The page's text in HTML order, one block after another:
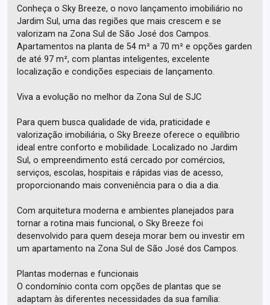
Conheça o Sky Breeze, o novo lançamento imobiliário no
Jardim Sul, uma das regiões que mais crescem e se
valorizam na Zona Sul de São José dos Campos.
Apartamentos na planta de 54 m² a 70 m² e opções garden
de até 97 m², com plantas inteligentes, excelente
localização e condições especiais de lançamento.
Viva a evolução no melhor da Zona Sul de SJC
Para quem busca qualidade de vida, praticidade e
valorização imobiliária, o Sky Breeze oferece o equilíbrio
ideal entre conforto e mobilidade. Localizado no Jardim
Sul, o empreendimento está cercado por comércios,
serviços, escolas, hospitais e rápidas vias de acesso,
proporcionando mais conveniência para o dia a dia.
Com arquitetura moderna e ambientes planejados para
tornar a rotina mais funcional, o Sky Breeze foi
desenvolvido para quem deseja morar bem ou investir em
um apartamento na Zona Sul de São José dos Campos.
Plantas modernas e funcionais
O condomínio conta com opções de plantas que se
adaptam às diferentes necessidades da sua família: